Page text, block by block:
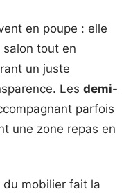
en poupe : elle
salon tout en
un juste
Les demi-
parfois
une zone repas en
mobilier fait la